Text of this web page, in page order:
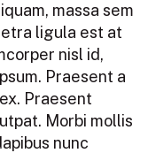
massa sem
ligula est at
nisl id,
Praesent a
Praesent
Morbi mollis
nunc